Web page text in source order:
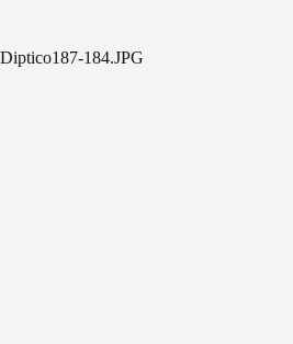
Diptico187-184.JPG